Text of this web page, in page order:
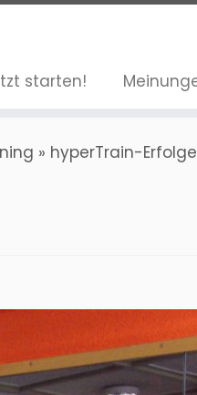
starten!
» hyperTrain-